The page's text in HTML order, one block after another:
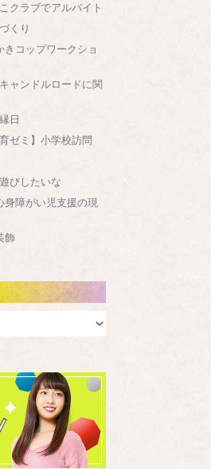
クラブでアルバイト
くり
きコップワークショ
ャンドルロードに関
日
ゼミ】小学校訪問
びしたいな
身障がい児支援の現
飾